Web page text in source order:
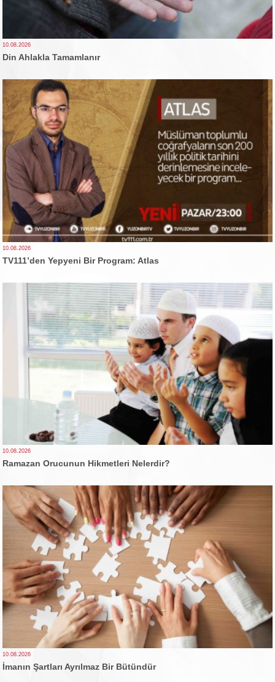
10.08.2026
Din Ahlakla Tamamlanır
10.08.2026
TV111’den Yepyeni Bir Program: Atlas
10.08.2026
Ramazan Orucunun Hikmetleri Nelerdir?
10.08.2026
İmanın Şartları Ayrılmaz Bir Bütündür